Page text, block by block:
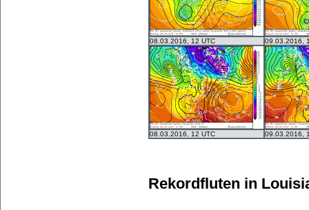
08.03.2016, 12 UTC 09.03.2016,
08.03.2016, 12 UTC 09.03.2016,
Rekordfluten in